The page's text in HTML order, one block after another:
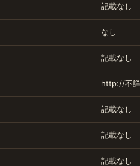
記載なし
なし
記載なし
http://不詳
記載なし
記載なし
記載なし